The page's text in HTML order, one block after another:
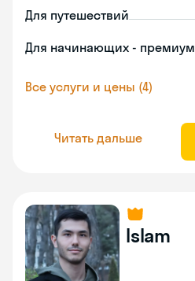
Для путешествий
Для начинающих - премиум
Все услуги и цены (4)
Читать дальше
Islam